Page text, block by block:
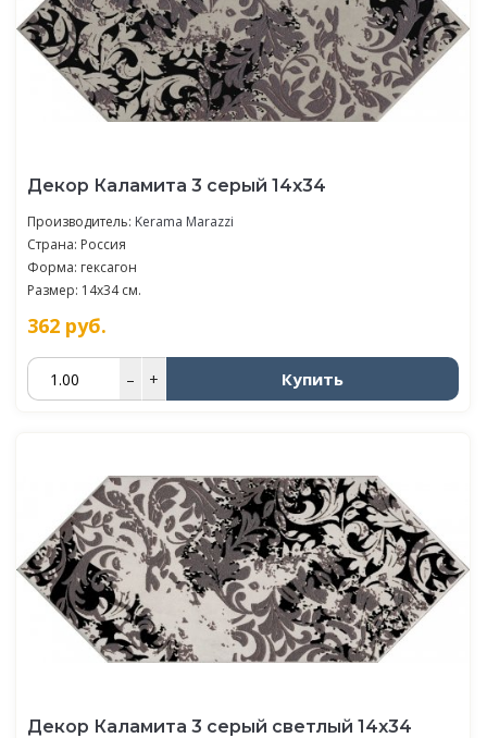
Декор Каламита 3 серый 14x34
Производитель: Kerama Marazzi
Страна: Россия
Форма: гексагон
Размер: 14x34 см.
362 руб.
– + Купить
Декор Каламита 3 серый светлый 14x34